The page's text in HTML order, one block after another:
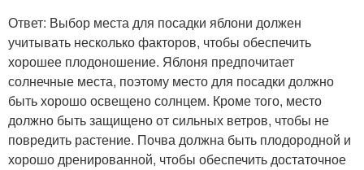
Ответ: Выбор места для посадки яблони должен
учитывать несколько факторов, чтобы обеспечить
хорошее плодоношение. Яблоня предпочитает
солнечные места, поэтому место для посадки должно
быть хорошо освещено солнцем. Кроме того, место
должно быть защищено от сильных ветров, чтобы не
повредить растение. Почва должна быть плодородной и
хорошо дренированной, чтобы обеспечить достаточное